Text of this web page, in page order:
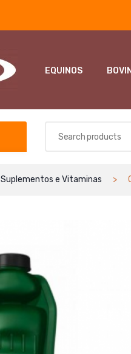
EQUINOS
Suplementos e Vitaminas